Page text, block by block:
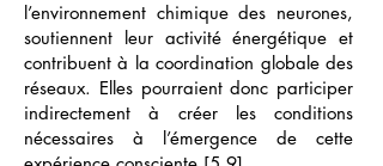
l’environnement chimique des neurones,
soutiennent leur activité énergétique et
contribuent à la coordination globale des
réseaux. Elles pourraient donc participer
indirectement à créer les conditions
nécessaires à l’émergence de cette